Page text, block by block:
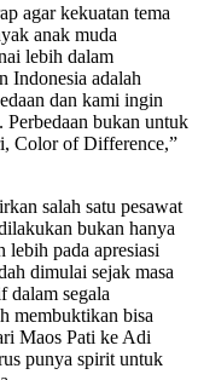
agar kekuatan tema
anak muda
lebih dalam
Indonesia adalah
dan kami ingin
bukan untuk
Color of Difference,”
salah satu pesawat
bukan hanya
pada apresiasi
dimulai sejak masa
dalam segala
membuktikan bisa
Maos Pati ke Adi
punya spirit untuk